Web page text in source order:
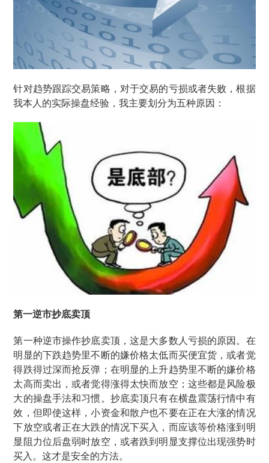
针对趋势跟踪交易策略，对于交易的亏损或者失败，根据
我本人的实际操盘经验，我主要划分为五种原因：
第一逆市抄底卖顶
第一种逆市操作抄底卖顶，这是大多数人亏损的原因。在
明显的下跌趋势里不断的嫌价格太低而买便宜货，或者觉
得跌得过深而抢反弹；在明显的上升趋势里不断的嫌价格
太高而卖出，或者觉得涨得太快而放空；这些都是风险极
大的操盘手法和习惯。抄底卖顶只有在横盘震荡行情中有
效，但即使这样，小资金和散户也不要在正在大涨的情况
下放空或者正在大跌的情况下买入，而应该等价格涨到明
显阻力位后盘弱时放空，或者跌到明显支撑位出现强势时
买入。这才是安全的方法。